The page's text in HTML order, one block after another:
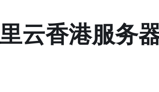
云香港服务